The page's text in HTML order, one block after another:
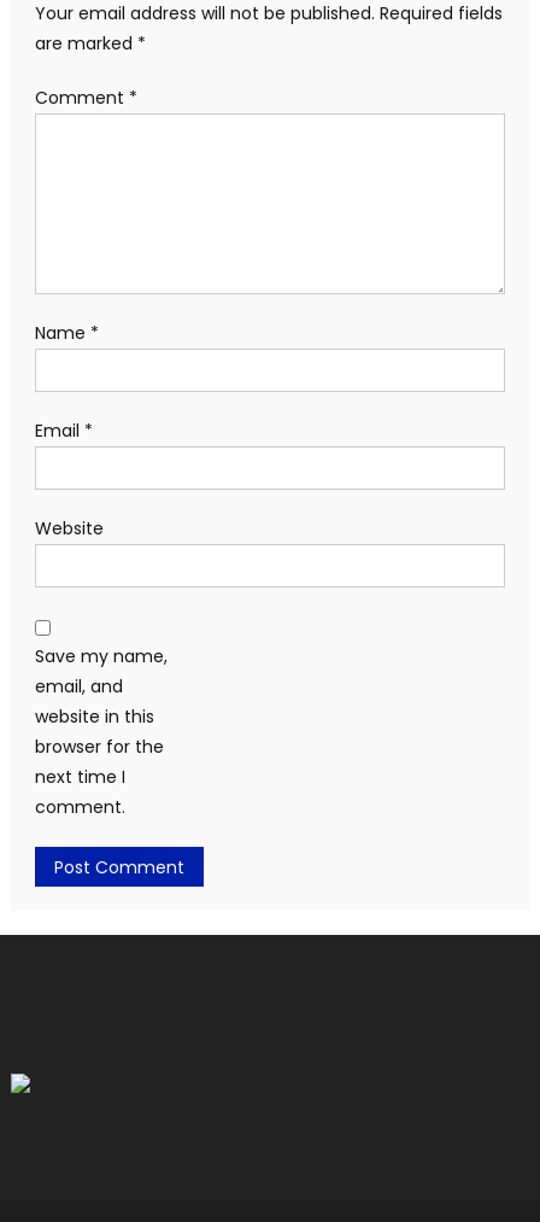
Your email address will not be published. Required fields
are marked *
Comment *
Name *
Email *
Website
Save my name,
email, and
website in this
browser for the
next time I
comment.